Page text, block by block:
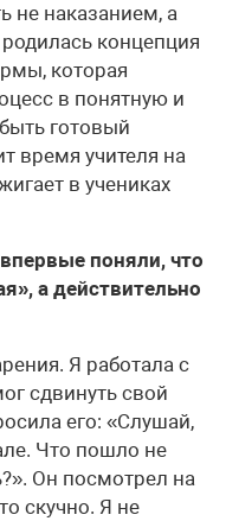
не наказанием, а
концепция
которая
в понятную и
готовый
время учителя на
в учениках
поняли, что
а действительно
Я работала с
сдвинуть свой
его: «Слушай,
Что пошло не
Он посмотрел на
скучно. Я не